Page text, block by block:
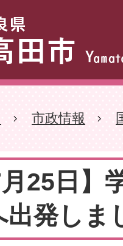
市政情報
月25日】
出発しま